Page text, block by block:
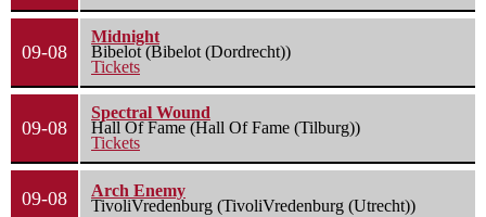
09-08
Midnight
Bibelot (Bibelot (Dordrecht))
Tickets
09-08
Spectral Wound
Hall Of Fame (Hall Of Fame (Tilburg))
Tickets
09-08
Arch Enemy
TivoliVredenburg (TivoliVredenburg (Utrecht))